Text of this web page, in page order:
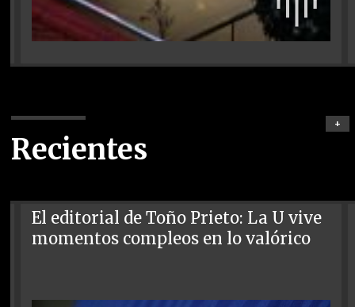
Recientes
+
El editorial de Toño Prieto: La U vive
momentos compleos en lo valórico